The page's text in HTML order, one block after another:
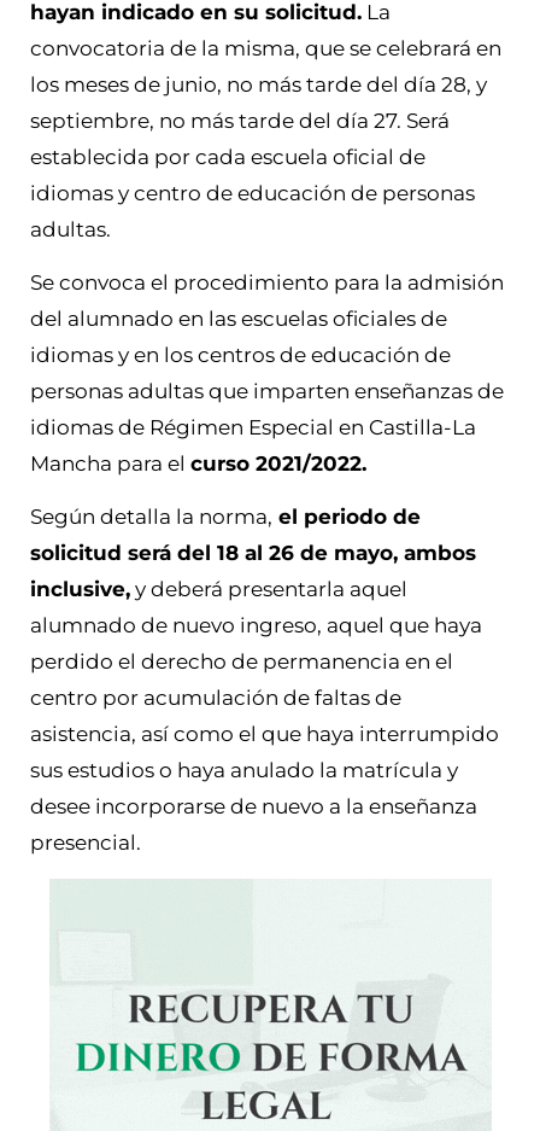
hayan indicado en su solicitud. La
convocatoria de la misma, que se celebrará en
los meses de junio, no más tarde del día 28, y
septiembre, no más tarde del día 27. Será
establecida por cada escuela oficial de
idiomas y centro de educación de personas
adultas.
Se convoca el procedimiento para la admisión
del alumnado en las escuelas oficiales de
idiomas y en los centros de educación de
personas adultas que imparten enseñanzas de
idiomas de Régimen Especial en Castilla-La
Mancha para el curso 2021/2022.
Según detalla la norma, el periodo de
solicitud será del 18 al 26 de mayo, ambos
inclusive, y deberá presentarla aquel
alumnado de nuevo ingreso, aquel que haya
perdido el derecho de permanencia en el
centro por acumulación de faltas de
asistencia, así como el que haya interrumpido
sus estudios o haya anulado la matrícula y
desee incorporarse de nuevo a la enseñanza
presencial.